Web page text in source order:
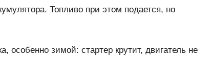
Топливо при этом подается, но
особенно зимой: стартер крутит, двигатель не